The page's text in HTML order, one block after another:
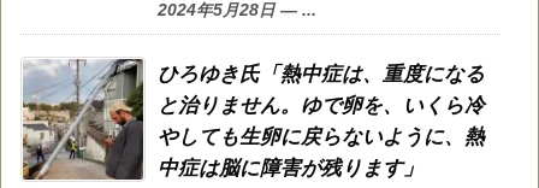
2024年5月28日 — ...
ひろゆき氏「熱中症は、重度になる
と治りません。ゆで卵を、いくら冷
やしても生卵に戻らないように、熱
中症は脳に障害が残ります」